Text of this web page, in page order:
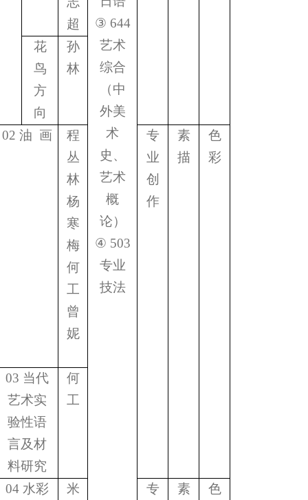
③ 644
艺术
综合
（中
外美
术
史、
艺术
概
论）
④ 503
专业
技法
超
花
鸟
方
向
孙
林
02 油 画
程
丛
林
杨
寒
梅
何
工
曾
妮
专
业
创
作
素
描
色
彩
03 当代
艺术实
验性语
言及材
料研究
何
工
04 水彩
米
专
素
色